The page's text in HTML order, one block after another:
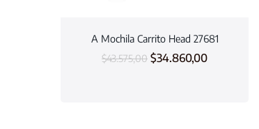
A Mochila Carrito Head 27681
$43.575,00 $34.860,00